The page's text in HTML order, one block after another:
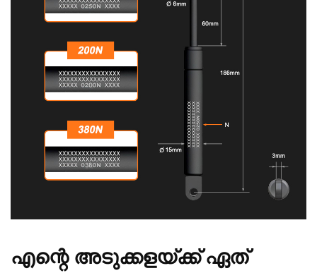
എന്റെ അടുക്കളയ്ക്ക് ഏത്